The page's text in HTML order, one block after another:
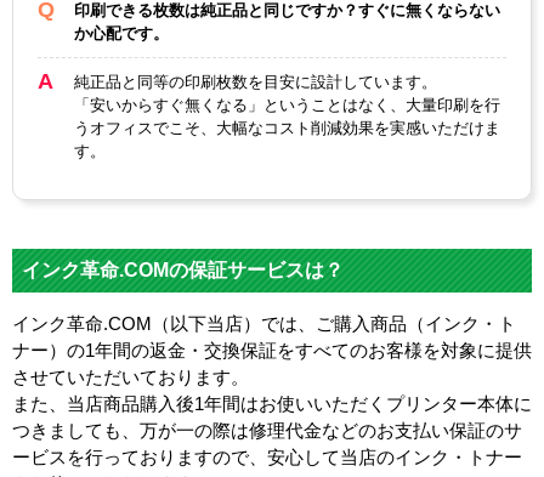
印刷できる枚数は純正品と同じですか？すぐに無くならない
か心配です。
純正品と同等の印刷枚数を目安に設計しています。
「安いからすぐ無くなる」ということはなく、大量印刷を行
うオフィスでこそ、大幅なコスト削減効果を実感いただけま
す。
インク革命.COMの保証サービスは？
インク革命.COM（以下当店）では、ご購入商品（インク・ト
ナー）の1年間の返金・交換保証をすべてのお客様を対象に提供
させていただいております。
また、当店商品購入後1年間はお使いいただくプリンター本体に
つきましても、万が一の際は修理代金などのお支払い保証のサ
ービスを行っておりますので、安心して当店のインク・トナー